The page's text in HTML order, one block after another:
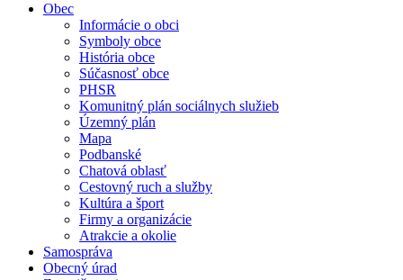
Obec
Informácie o obci
Symboly obce
História obce
Súčasnosť obce
PHSR
Komunitný plán sociálnych služieb
Územný plán
Mapa
Podbanské
Chatová oblasť
Cestovný ruch a služby
Kultúra a šport
Firmy a organizácie
Atrakcie a okolie
Samospráva
Obecný úrad